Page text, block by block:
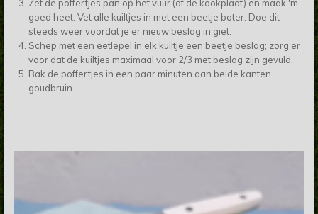
Zet de poffertjes pan op het vuur (of de kookplaat) en maak 'm
goed heet. Vet alle kuiltjes in met een beetje boter. Doe dit
steeds weer voordat je er nieuw beslag in giet.
Schep met een eetlepel in elk kuiltje een beetje beslag; zorg er
voor dat de kuiltjes maximaal voor 2/3 met beslag zijn gevuld.
Bak de poffertjes in een paar minuten aan beide kanten
goudbruin.